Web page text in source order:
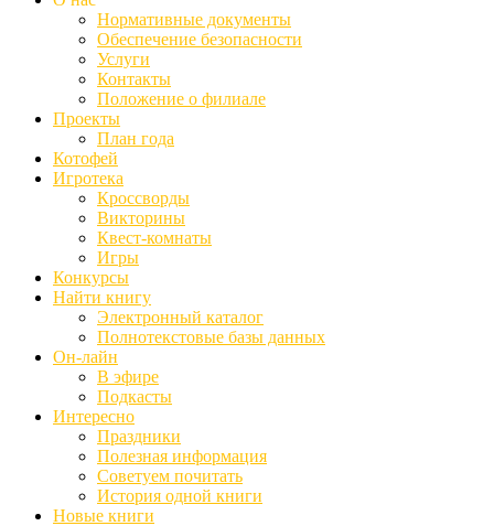
Нормативные документы
Обеспечение безопасности
Услуги
Контакты
Положение о филиале
Проекты
План года
Котофей
Игротека
Кроссворды
Викторины
Квест-комнаты
Игры
Конкурсы
Найти книгу
Электронный каталог
Полнотекстовые базы данных
Он-лайн
В эфире
Подкасты
Интересно
Праздники
Полезная информация
Советуем почитать
История одной книги
Новые книги